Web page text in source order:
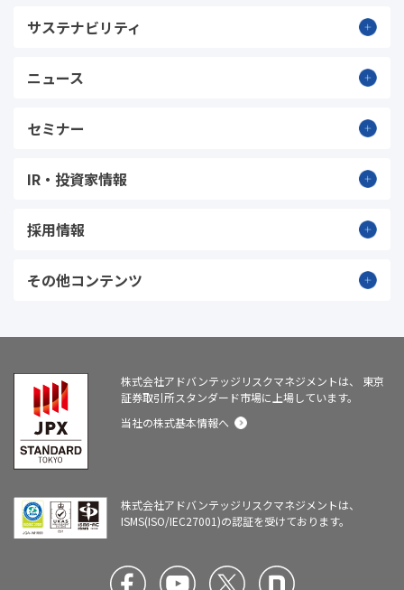
サステナビリティ
ニュース
セミナー
IR・投資家情報
採用情報
その他コンテンツ
株式会社アドバンテッジリスクマネジメントは、
東京
証券取引所スタンダード市場に上場しています。
当社の株式基本情報へ
株式会社アドバンテッジリスクマネジメントは、
ISMS(ISO/IEC27001)の認証を受けております。